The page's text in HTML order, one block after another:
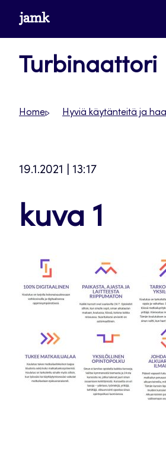
Siirrywww.jamk.fi
Turbinaattori
Home Hyviä käytänteitä ja
19.1.2021 | 13:17
kuva 1